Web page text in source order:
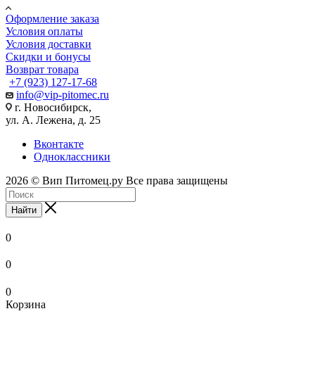
Оформление заказа
Условия оплаты
Условия доставки
Скидки и бонусы
Возврат товара
+7 (923) 127-17-68
info@vip-pitomec.ru
г. Новосибирск,
ул. А. Лежена, д. 25
Вконтакте
Одноклассники
2026 © Вип Питомец.ру Все права защищены
Найти
0
0
0
Корзина